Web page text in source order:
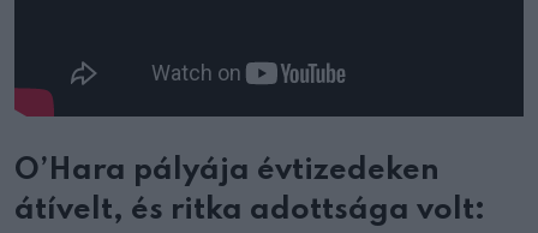
O’Hara pályája évtizedeken
átívelt, és ritka adottsága volt: